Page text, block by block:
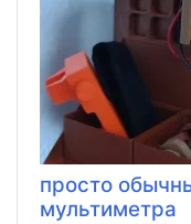
просто
мультиметра